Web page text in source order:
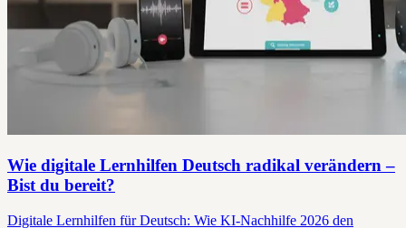
Wie digitale Lernhilfen Deutsch radikal verändern –
Bist du bereit?
Digitale Lernhilfen für Deutsch: Wie KI-Nachhilfe 2026 den